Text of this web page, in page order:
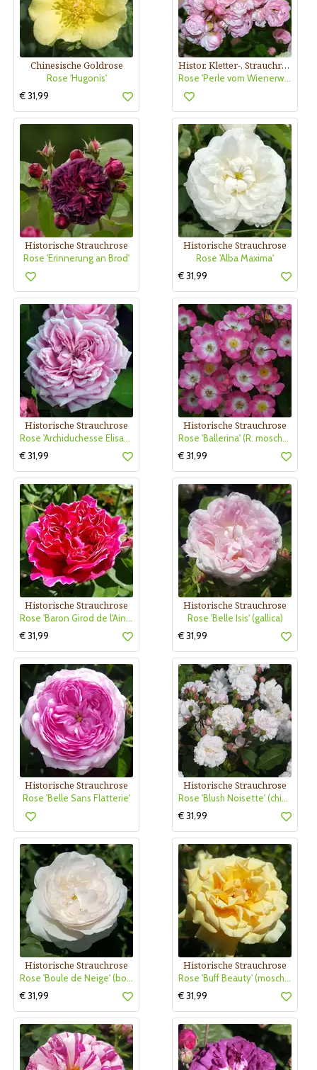
Chinesische Goldrose
Rose 'Hugonis'
€ 31,99
Histor. Kletter-, Strauchrose
Rose 'Perle vom Wienerwald'
Historische Strauchrose
Rose 'Erinnerung an Brod'
Historische Strauchrose
Rose 'Alba Maxima'
€ 31,99
Historische Strauchrose
Rose 'Archiduchesse Elisabeth d'Autriche'
€ 31,99
Historische Strauchrose
Rose 'Ballerina' (R. moschata)
€ 31,99
Historische Strauchrose
Rose 'Baron Girod de l'Ain (perp.)
€ 31,99
Historische Strauchrose
Rose 'Belle Isis' (gallica)
€ 31,99
Historische Strauchrose
Rose 'Belle Sans Flatterie'
Historische Strauchrose
Rose 'Blush Noisette' (chin.x mos.)
€ 31,99
Historische Strauchrose
Rose 'Boule de Neige' (bourbon.)
€ 31,99
Historische Strauchrose
Rose 'Buff Beauty' (moschata)
€ 31,99